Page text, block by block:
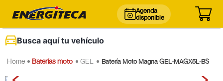
Agenda
disponible
Busca aquí tu vehículo
Baterías moto GEL Batería Moto Magna GEL-MAGX5L-BS